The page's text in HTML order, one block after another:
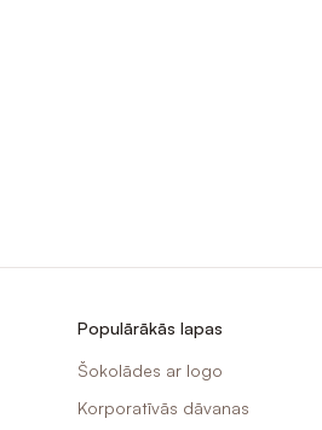
Populārākās lapas
Šokolādes ar logo
Korporatīvās dāvanas